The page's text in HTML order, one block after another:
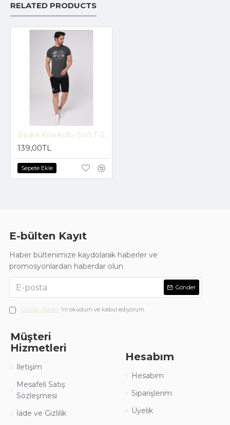
RELATED PRODUCTS
Baskılı Kısa kollu Şort T-Shırt Takım (Gri-Siyah) -1733
139,00TL
Sepete Ekle
E-bülten Kayıt
Haber bültenimize kaydolarak haberler ve
promosyonlardan haberdar olun
Gönder
Gizlilik İlkeleri 'ni okudum ve kabul ediyorum.
Müşteri
Hizmetleri
İletişim
Mesafeli Satış
Sözleşmesi
İade ve Gizlilik
Hesabım
Hesabım
Siparişlerim
Üyelik